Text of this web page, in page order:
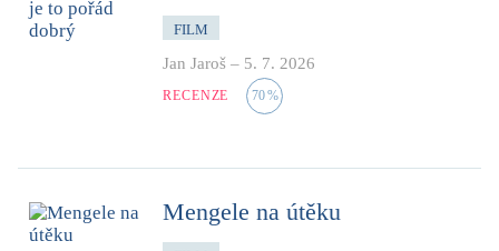
FILM
Jan Jaroš – 5. 7. 2026
RECENZE 70%
Mengele na útěku